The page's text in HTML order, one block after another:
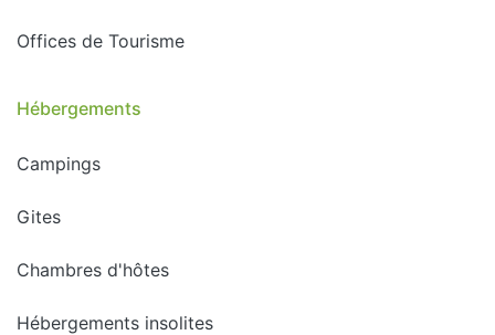
Offices de Tourisme
Hébergements
Campings
Gites
Chambres d'hôtes
Hébergements insolites